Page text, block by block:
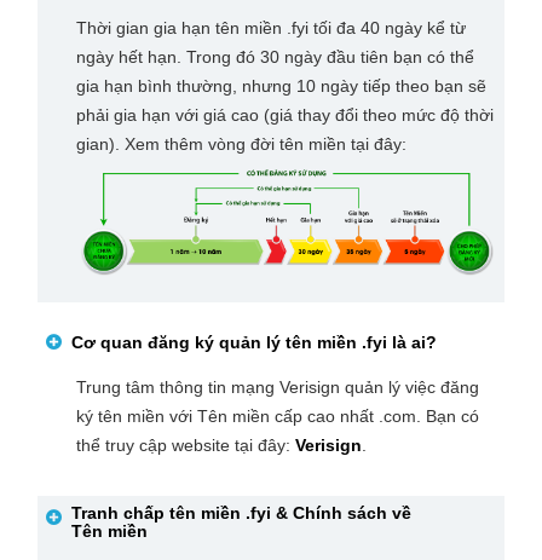
Thời gian gia hạn tên miền .fyi tối đa 40 ngày kể từ
ngày hết hạn. Trong đó 30 ngày đầu tiên bạn có thể
gia hạn bình thường, nhưng 10 ngày tiếp theo bạn sẽ
phải gia hạn với giá cao (giá thay đổi theo mức độ thời
gian). Xem thêm vòng đời tên miền tại đây:
Cơ quan đăng ký quản lý tên miền .fyi là ai?
Trung tâm thông tin mạng Verisign quản lý việc đăng
ký tên miền với Tên miền cấp cao nhất .com. Bạn có
thể truy cập website tại đây:Verisign.
Tranh chấp tên miền .fyi & Chính sách về
Tên miền